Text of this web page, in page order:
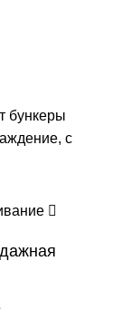
бункеры
с